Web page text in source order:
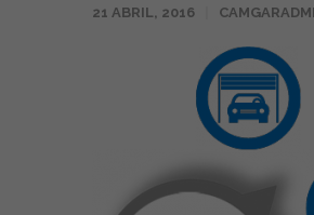
21 ABRIL, 2016